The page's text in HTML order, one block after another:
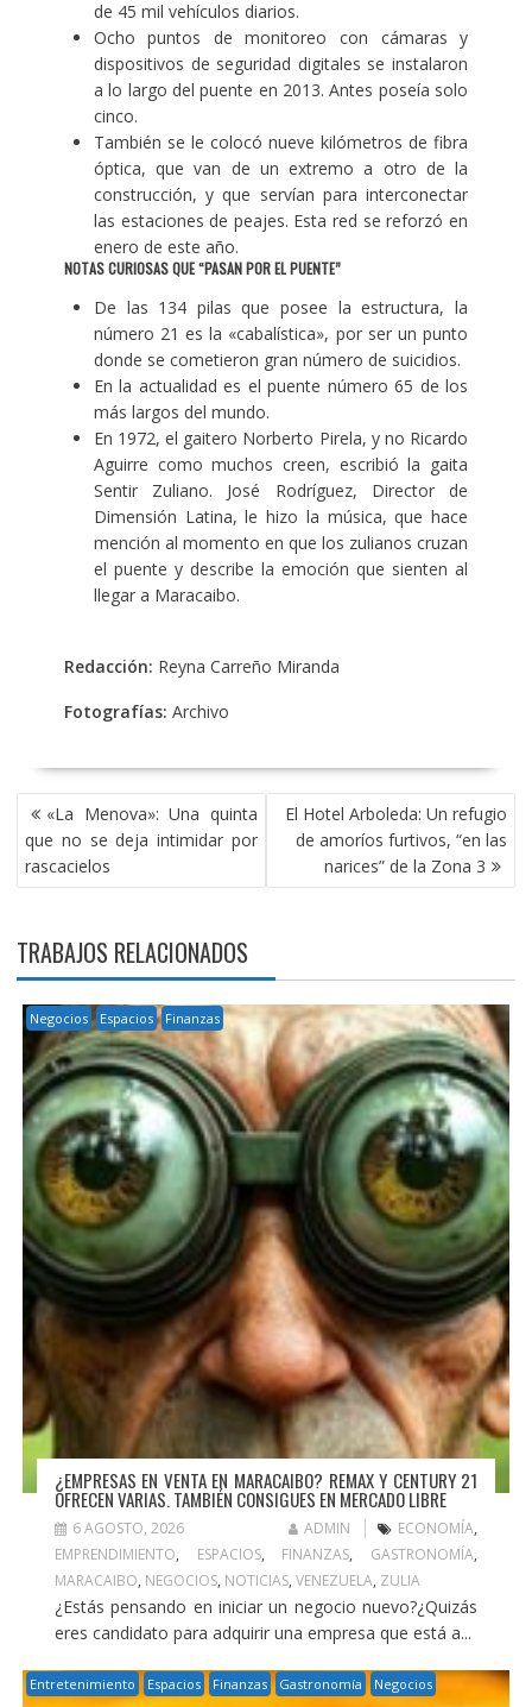
de 45 mil vehículos diarios.
Ocho puntos de monitoreo con cámaras y
dispositivos de seguridad digitales se instalaron
a lo largo del puente en 2013. Antes poseía solo
cinco.
También se le colocó nueve kilómetros de fibra
óptica, que van de un extremo a otro de la
construcción, y que servían para interconectar
las estaciones de peajes. Esta red se reforzó en
enero de este año.
NOTAS CURIOSAS QUE “PASAN POR EL PUENTE”
De las 134 pilas que posee la estructura, la
número 21 es la «cabalística», por ser un punto
donde se cometieron gran número de suicidios.
En la actualidad es el puente número 65 de los
más largos del mundo.
En 1972, el gaitero Norberto Pirela, y no Ricardo
Aguirre como muchos creen, escribió la gaita
Sentir Zuliano. José Rodríguez, Director de
Dimensión Latina, le hizo la música, que hace
mención al momento en que los zulianos cruzan
el puente y describe la emoción que sienten al
llegar a Maracaibo.
Redacción: Reyna Carreño Miranda
Fotografías: Archivo
NAVEGACIÓN
DE
ENTRADAS
«La Menova»: Una quinta
que no se deja intimidar por
rascacielos
El Hotel Arboleda: Un refugio
de amoríos furtivos, “en las
narices” de la Zona 3
TRABAJOS RELACIONADOS
Negocios Espacios Finanzas
¿EMPRESAS EN VENTA EN MARACAIBO? REMAX Y CENTURY 21
OFRECEN VARIAS. TAMBIÉN CONSIGUES EN MERCADO LIBRE
6 AGOSTO, 2026 ADMIN ECONOMÍA,
EMPRENDIMIENTO, ESPACIOS, FINANZAS, GASTRONOMÍA,
MARACAIBO, NEGOCIOS, NOTICIAS, VENEZUELA, ZULIA
¿Estás pensando en iniciar un negocio nuevo?¿Quizás
eres candidato para adquirir una empresa que está a...
Entretenimiento Espacios Finanzas Gastronomía Negocios